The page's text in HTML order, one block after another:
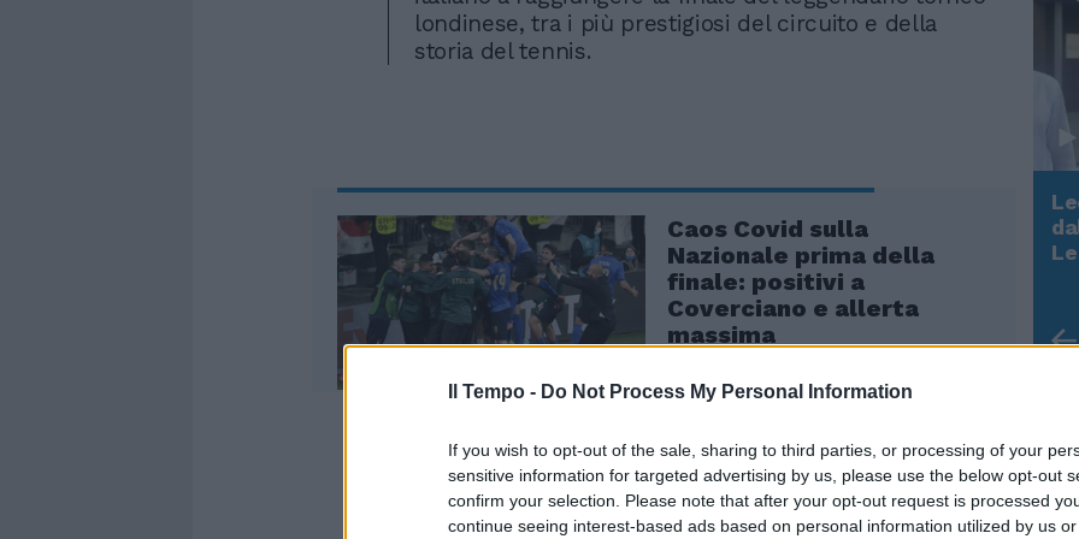
Il Tempo - Do Not Process My Personal Information
If you wish to opt-out of the sale, sharing to third parties, or processing of your
sensitive information for targeted advertising by us, please use the below opt-out
confirm your selection. Please note that after your opt-out request is processed
continue seeing interest-based ads based on personal information utilized by us
londinese, tra i più prestigiosi del circuito e della
storia del tennis.
Caos Covid sulla
Nazionale prima della
finale: positivi a
Coverciano e allerta
massima
Berrettini in semifinale ha sconfitto il polacco Hubert
Hurkacz, testa di serie numero 14 del tabellone, con il
punteggio di 6-3 6-0 6-7 6-4.Il romano è il quarto
Rudy Giuliani a Come States?
Trump, Meloni e la strategia
americana